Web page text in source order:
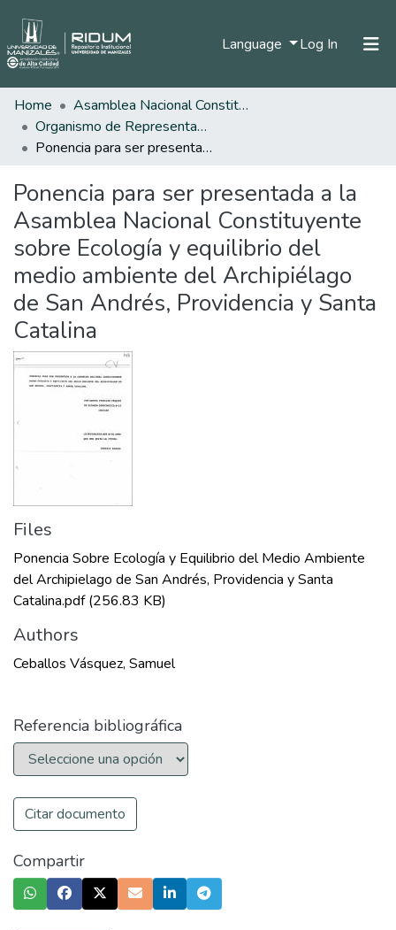
Language Log In (current)
Statistics
Home
Asamblea Nacional Constituyente
Organismo de Representantes Constituyente
Ponencia para ser presentada a la Asamblea Nacional Constituyente sobre Ecología y equilibrio del medio ambiente del Archipiélago de San Andrés, Providencia y Santa Catalina
Ponencia para ser presentada a la
Asamblea Nacional Constituyente
sobre Ecología y equilibrio del
medio ambiente del Archipiélago
de San Andrés, Providencia y Santa
Catalina
Files
Ponencia Sobre Ecología y Equilibrio del Medio Ambiente
del Archipielago de San Andrés, Providencia y Santa
Catalina.pdf(256.83 KB)
Authors
Ceballos Vásquez, Samuel
Referencia bibliográfica
Citar documento
Compartir